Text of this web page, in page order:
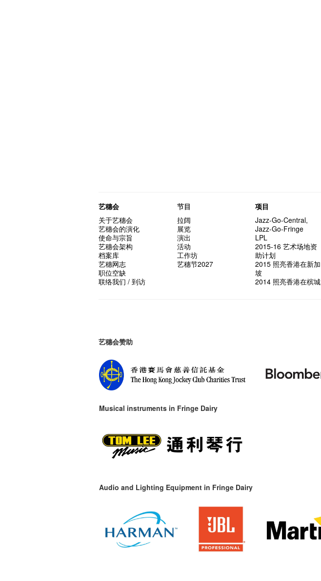
艺穗会
关于艺穗会
艺穗会的演化
使命与宗旨
艺穗会架构
档案库
艺穗网志
职位空缺
联络我们 / 到访
节目
拉阔
展览
演出
活动
工作坊
艺穗节2027
项目
Jazz-Go-Central,
Jazz-Go-Fringe
LPL
2015-16 艺术场地资
助计划
2015 照亮香港在新加
坡
2014 照亮香港在槟城
艺穗会赞助
Musical instruments in Fringe Dairy
Audio and Lighting Equipment in Fringe Dairy